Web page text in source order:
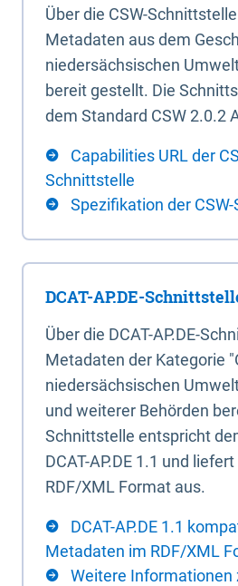
Über die CSW-
Metadaten aus dem
niedersächsischen
bereit gestellt. Die
dem Standard CSW 2.0.2
Capabilities URL der
Schnittstelle
Spezifikation der
DCAT-AP.DE-
Über die DCAT-AP.DE-
Metadaten der Kategorie
niedersächsischen
und weiterer Behörden
Schnittstelle entspricht
DCAT-AP.DE 1.1 und
RDF/XML Format aus.
DCAT-AP.DE 1.1
Metadaten im RDF/XML
Weitere Informationen